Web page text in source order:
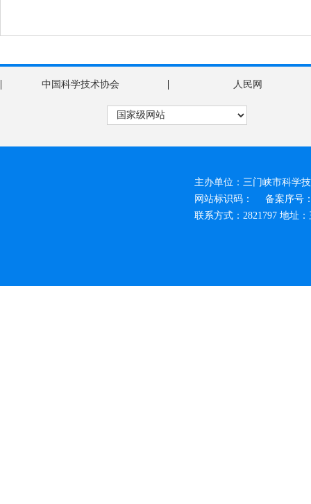
| 中国科学技术协会 | 人民网
主办单位：三门峡市科学
网站标识码： 备案序号
联系方式：2821797 地址